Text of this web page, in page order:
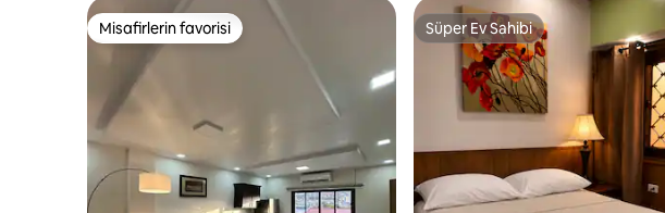
Misafirlerin favorisi
Misafirlerin favorisi Süper Ev Sahibi
Süper Ev Sahibi